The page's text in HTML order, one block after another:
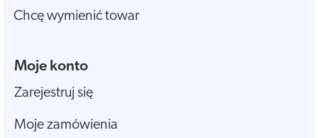
Chcę wymienić towar
Moje konto
Zarejestruj się
Moje zamówienia